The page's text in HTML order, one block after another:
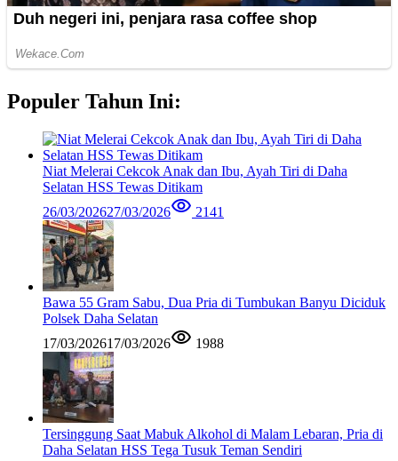
Populer Tahun Ini:
Niat Melerai Cekcok Anak dan Ibu, Ayah Tiri di Daha
Selatan HSS Tewas Ditikam
26/03/202627/03/2026 2141
Bawa 55 Gram Sabu, Dua Pria di Tumbukan Banyu Diciduk
Polsek Daha Selatan
17/03/202617/03/2026 1988
Tersinggung Saat Mabuk Alkohol di Malam Lebaran, Pria di
Daha Selatan HSS Tega Tusuk Teman Sendiri